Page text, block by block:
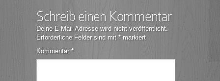
Schreib einen Kommentar
Deine E-Mail-Adresse wird nicht veröffentlicht.
Erforderliche Felder sind mit * markiert
Kommentar*